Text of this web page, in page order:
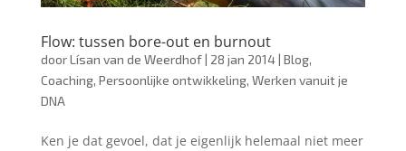
Flow: tussen bore-out en burnout
doorLísan van de Weerdhof| 28 jan 2014| Blog,
Coaching, Persoonlijke ontwikkeling, Werken vanuit je
DNA
Ken je dat gevoel, dat je eigenlijk helemaal niet meer